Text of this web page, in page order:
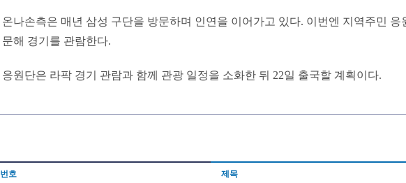
온나손측은 매년 삼성 구단을 방문하며 인연을 이어가고 있다. 이번엔 지역주민 응
문해 경기를 관람한다.
응원단은 라팍 경기 관람과 함께 관광 일정을 소화한 뒤 22일 출국할 계획이다.
번호 제목